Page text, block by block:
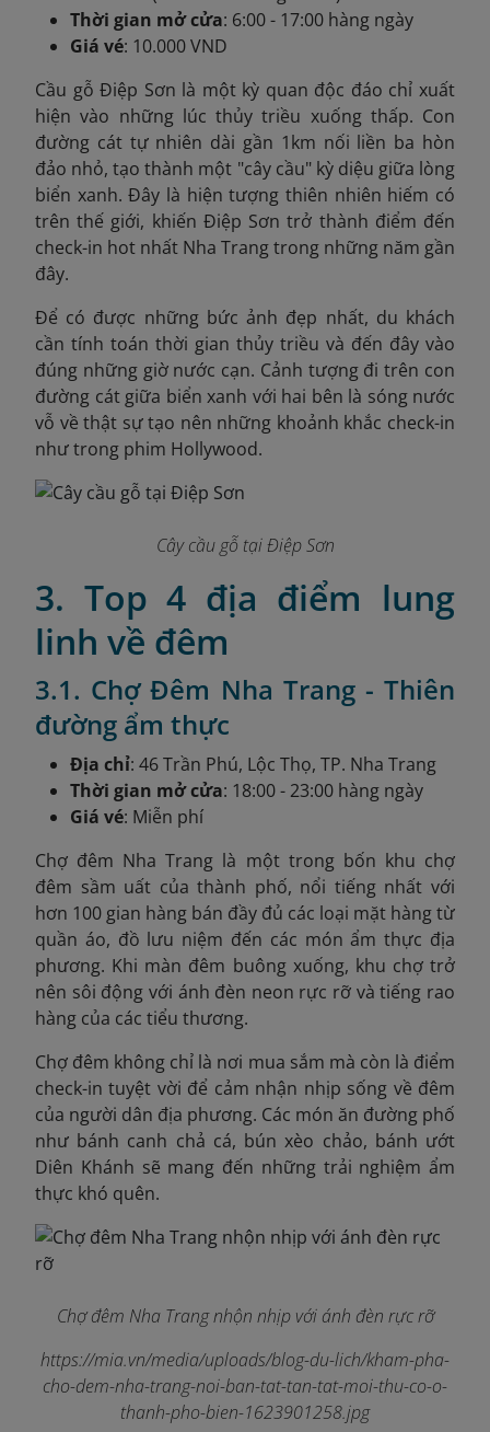
Thời gian mở cửa: 6:00 - 17:00 hàng ngày
Giá vé: 10.000 VND
Cầu gỗ Điệp Sơn là một kỳ quan độc đáo chỉ xuất
hiện vào những lúc thủy triều xuống thấp. Con
đường cát tự nhiên dài gần 1km nối liền ba hòn
đảo nhỏ, tạo thành một "cây cầu" kỳ diệu giữa lòng
biển xanh. Đây là hiện tượng thiên nhiên hiếm có
trên thế giới, khiến Điệp Sơn trở thành điểm đến
check-in hot nhất Nha Trang trong những năm gần
đây.
Để có được những bức ảnh đẹp nhất, du khách
cần tính toán thời gian thủy triều và đến đây vào
đúng những giờ nước cạn. Cảnh tượng đi trên con
đường cát giữa biển xanh với hai bên là sóng nước
vỗ về thật sự tạo nên những khoảnh khắc check-in
như trong phim Hollywood.
Cây cầu gỗ tại Điệp Sơn
3. Top 4 địa điểm lung
linh về đêm
3.1. Chợ Đêm Nha Trang - Thiên
đường ẩm thực
Địa chỉ: 46 Trần Phú, Lộc Thọ, TP. Nha Trang
Thời gian mở cửa: 18:00 - 23:00 hàng ngày
Giá vé: Miễn phí
Chợ đêm Nha Trang là một trong bốn khu chợ
đêm sầm uất của thành phố, nổi tiếng nhất với
hơn 100 gian hàng bán đầy đủ các loại mặt hàng từ
quần áo, đồ lưu niệm đến các món ẩm thực địa
phương. Khi màn đêm buông xuống, khu chợ trở
nên sôi động với ánh đèn neon rực rỡ và tiếng rao
hàng của các tiểu thương.
Chợ đêm không chỉ là nơi mua sắm mà còn là điểm
check-in tuyệt vời để cảm nhận nhịp sống về đêm
của người dân địa phương. Các món ăn đường phố
như bánh canh chả cá, bún xèo chảo, bánh ướt
Diên Khánh sẽ mang đến những trải nghiệm ẩm
thực khó quên.
Chợ đêm Nha Trang nhộn nhịp với ánh đèn rực rỡ
https://mia.vn/media/uploads/blog-du-lich/kham-pha-
cho-dem-nha-trang-noi-ban-tat-tan-tat-moi-thu-co-o-
thanh-pho-bien-1623901258.jpg